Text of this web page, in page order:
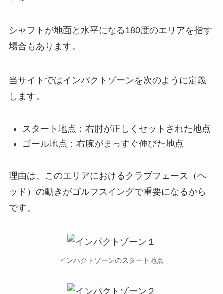
シャフトが地面と水平になる180度のエリアを指す
場合もあります。
当サイトではインパクトゾーンを次のように定義
します。
スタート地点：右肘が正しくセットされた地点
ゴール地点：右腕がまっすぐ伸びた地点
理由は、このエリアにおけるクラブフェース（ヘ
ッド）の動きがゴルフスイングで重要になるから
です。
インパクトゾーンのスタート地点